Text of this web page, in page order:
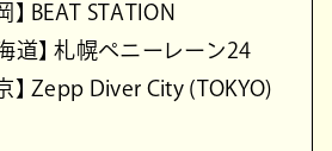
】 BEAT STATION
道】 札幌ペニーレーン24
】 Zepp Diver City (TOKYO)